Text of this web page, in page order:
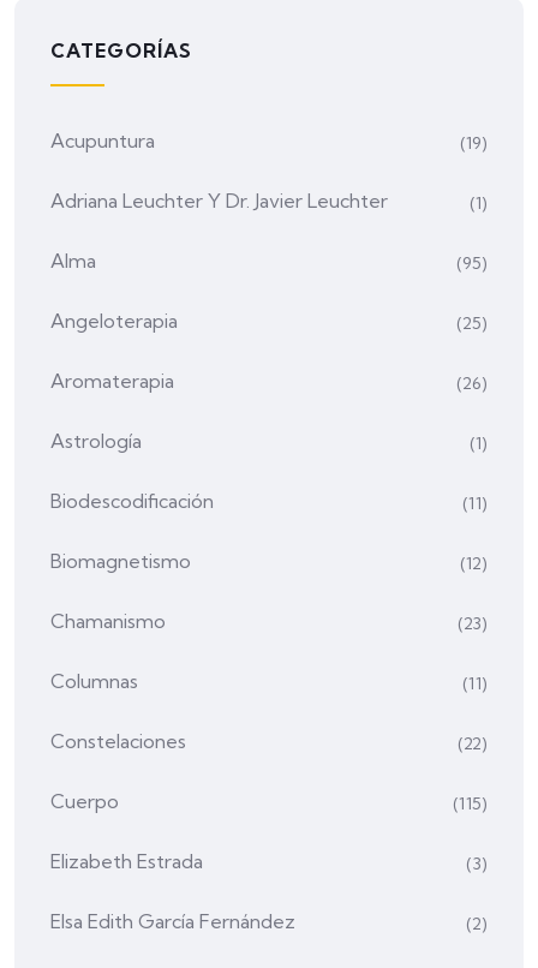
CATEGORÍAS
Acupuntura (19)
Adriana Leuchter Y Dr. Javier Leuchter (1)
Alma (95)
Angeloterapia (25)
Aromaterapia (26)
Astrología (1)
Biodescodificación (11)
Biomagnetismo (12)
Chamanismo (23)
Columnas (11)
Constelaciones (22)
Cuerpo (115)
Elizabeth Estrada (3)
Elsa Edith García Fernández (2)